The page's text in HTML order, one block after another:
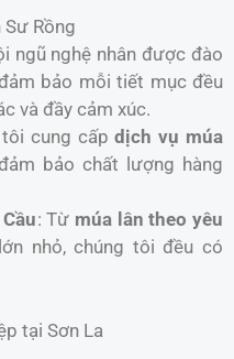
Sư Rồng
ngũ nghệ nhân được đào
bảo mỗi tiết mục đều
và đầy cảm xúc.
tôi cung cấpdịch vụ múa
bảo chất lượng hàng
: Từ múa lân theo yêu
nhỏ, chúng tôi đều có
tại Sơn La